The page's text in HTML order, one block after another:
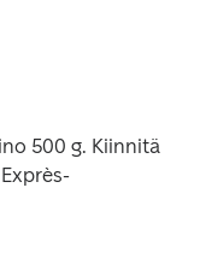
500 g. Kiinnitä